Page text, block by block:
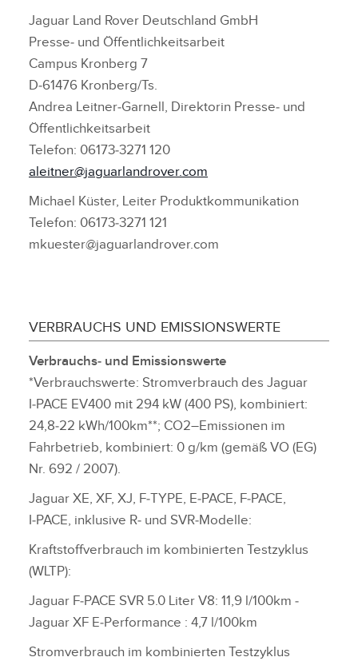
Jaguar Land Rover Deutschland GmbH
Presse‑ und Öffentlichkeitsarbeit
Campus Kronberg 7
D‑61476 Kronberg/Ts.
Andrea Leitner‑Garnell, Direktorin Presse‑ und
Öffentlichkeitsarbeit
Telefon: 06173‑3271 120
aleitner@jaguarlandrover.com
Michael Küster, Leiter Produktkommunikation
Telefon: 06173‑3271 121
mkuester@jaguarlandrover.com
VERBRAUCHS UND EMISSIONSWERTE
Verbrauchs‑ und Emissionswerte
*Verbrauchswerte: Stromverbrauch des Jaguar
I‑PACE EV400 mit 294 kW (400 PS), kombiniert:
24,8‑22 kWh/100km**; CO2–Emissionen im
Fahrbetrieb, kombiniert: 0 g/km (gemäß VO (EG)
Nr. 692 / 2007).
Jaguar XE, XF, XJ, F‑TYPE, E‑PACE, F‑PACE,
I‑PACE, inklusive R‑ und SVR‑Modelle:
Kraftstoffverbrauch im kombinierten Testzyklus
(WLTP):
Jaguar F‑PACE SVR 5.0 Liter V8: 11,9 l/100km ‑
Jaguar XF E‑Performance : 4,7 l/100km
Stromverbrauch im kombinierten Testzyklus